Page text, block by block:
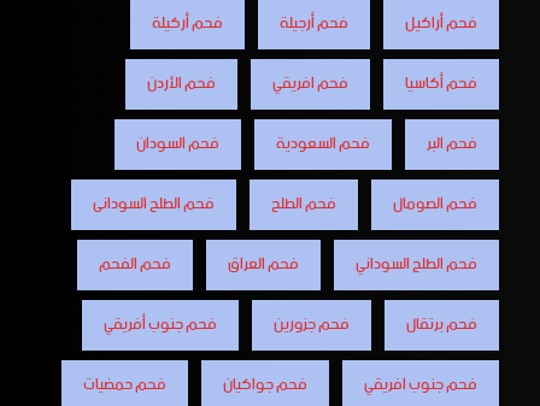
فحم أراكيل
فحم أرجيلة
فحم أركيلة
فحم أكاسيا
فحم افريقي
فحم الأردن
فحم البر
فحم السعودية
فحم السودان
فحم الصومال
فحم الطلح
فحم الطلح السودانى
فحم الطلح السوداني
فحم العراق
فحم الفحم
فحم برتقال
فحم جزورين
فحم جنوب أفريقي
فحم جنوب افريقي
فحم جواكيان
فحم حمضيات